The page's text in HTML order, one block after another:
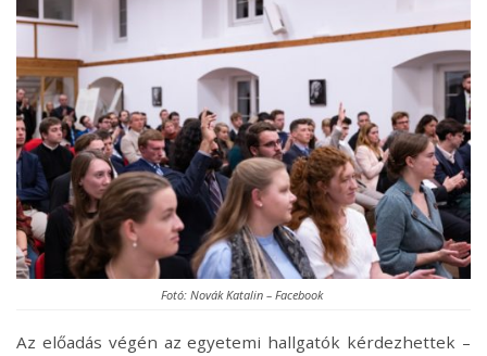
Fotó: Novák Katalin – Facebook
Az előadás végén az egyetemi hallgatók kérdezhettek –